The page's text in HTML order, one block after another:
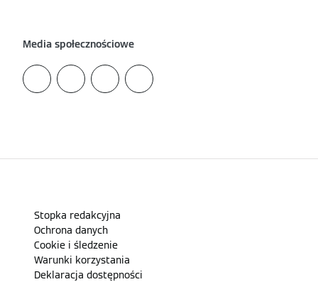
Media społecznościowe
Stopka redakcyjna
Ochrona danych
Cookie i śledzenie
Warunki korzystania
Deklaracja dostępności